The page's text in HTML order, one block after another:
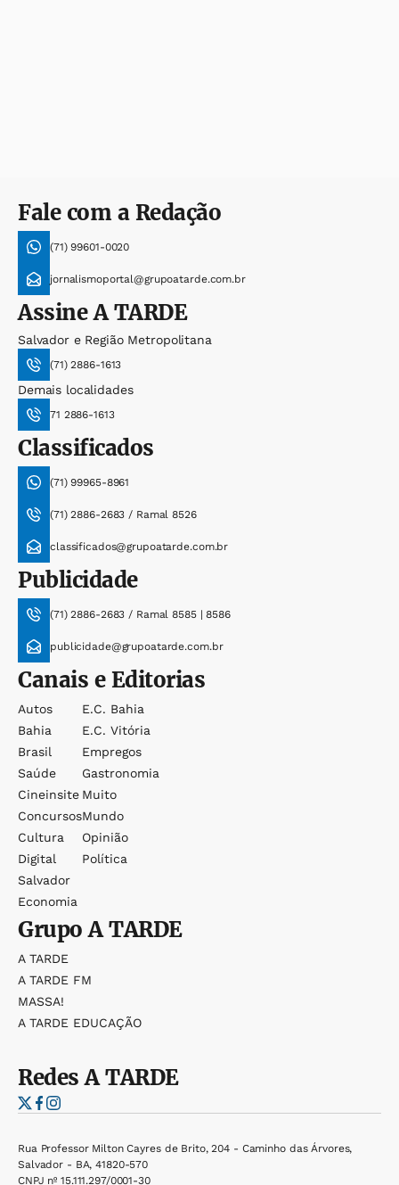
Fale com a Redação
(71) 99601-0020
jornalismoportal@grupoatarde.com.br
AssineA TARDE
Salvador e Região Metropolitana
(71) 2886-1613
Demais localidades
71 2886-1613
Classificados
(71) 99965-8961
(71) 2886-2683 / Ramal 8526
classificados@grupoatarde.com.br
Publicidade
(71) 2886-2683 / Ramal 8585 | 8586
publicidade@grupoatarde.com.br
Canais e Editorias
Autos
Bahia
Brasil
Saúde
Cineinsite
Concursos
Cultura
Digital
Salvador
Economia
E.c. Bahia
E.c. Vitória
Empregos
Gastronomia
Muito
Mundo
Opinião
Política
GrupoA TARDE
A TARDE
A TARDE FM
MASSA!
A TARDE EDUCAÇÃO
RedesA TARDE
Rua Professor Milton Cayres de Brito, 204 - Caminho das Árvores,
Salvador - BA, 41820-570
CNPJ nº 15.111.297/0001-30